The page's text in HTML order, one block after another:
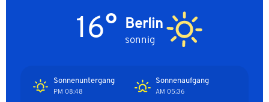
Berlin
sonnig
16°
Sonnenaufgang
05:36 AM
Sonnenuntergang
08:48 PM